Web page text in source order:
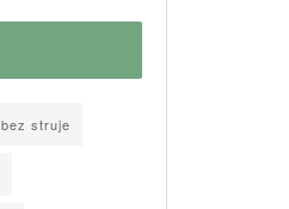
bez struje